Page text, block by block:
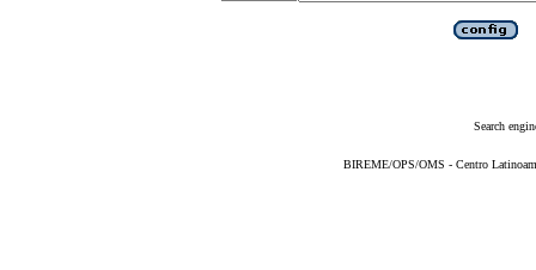
Search
BIREME/OPS/OMS - Centro